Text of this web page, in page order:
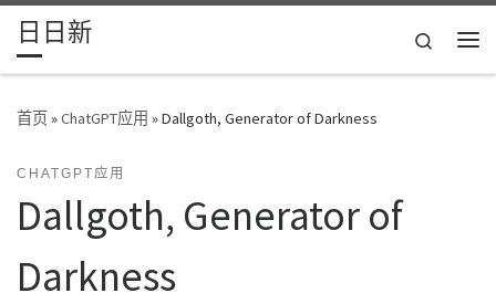
Skip to content
日日新
Search
首页»ChatGPT应用 »Dallgoth, Generator of Darkness
CHATGPT应用
Dallgoth, Generator of
Darkness